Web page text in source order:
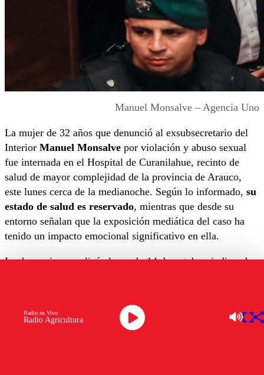
Manuel Monsalve – Agencia Uno
La mujer de 32 años que denunció al exsubsecretario del
Interior Manuel Monsalve por violación y abuso sexual
fue internada en el Hospital de Curanilahue, recinto de
salud de mayor complejidad de la provincia de Arauco,
este lunes cerca de la medianoche. Según lo informado, su
estado de salud es reservado, mientras que desde su
entorno señalan que la exposición mediática del caso ha
tenido un impacto emocional significativo en ella.
La denuncia se realizó el pasado 14 de octubre, indicando
consumieron alcohol, Monsalve habría llevado a la
denunciante a un hotel, donde se habrían concretado los
Radio Agricultura
Radio en Vivo